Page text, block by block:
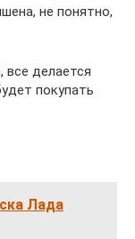
не понятно,
все делается
покупать
Лада